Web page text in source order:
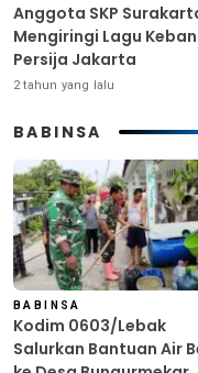
Anggota SKP
Mengiringi Lagu
Persija Jakarta
2 tahun yang lalu
BABINSA
BABINSA
Kodim 0603/Lebak
Salurkan Bantuan Air